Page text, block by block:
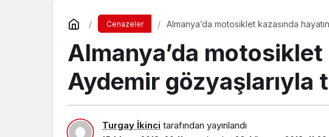
Cenazeler Almanya’da motosiklet kazasında
Almanya’da motosiklet
Aydemir gözyaşlarıyla
Turgay İkinci tarafından yayınlandı